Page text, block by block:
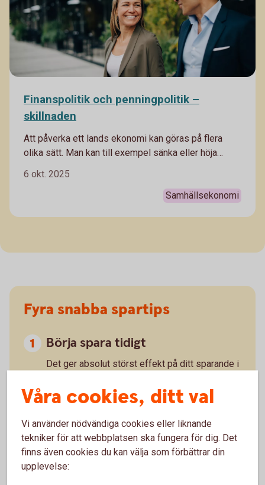
Finanspolitik och penningpolitik –
skillnaden
Att påverka ett lands ekonomi kan göras på flera
olika sätt. Man kan till exempel sänka eller höja
ändra skattesatser och införa
arbetsmarknadsåtgärder för att påverka. Men hur
6 okt. 2025
Samhällsekonomi
Fyra snabba spartips
Börja spara tidigt
Det ger absolut störst effekt på ditt sparande i
Månadsspara
att ställa in en automatisk överföring från
lönekontot till olika sparformer.
Spara lönehöjningen
Våra cookies, ditt val
Vi använder nödvändiga cookies eller liknande
tekniker för att webbplatsen ska fungera för dig. Det
finns även cookies du kan välja som förbättrar din
upplevelse: